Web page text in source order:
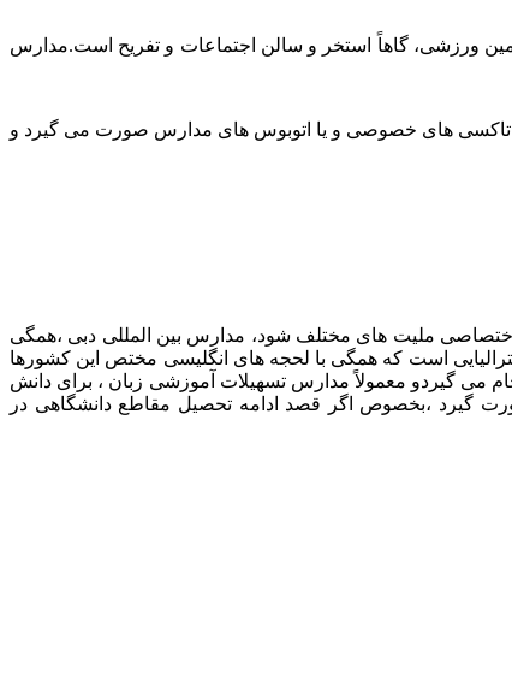
ورزشی، گاهاً استخر و سالن اجتماعات و تفریح است.مدارس
تاکسی های خصوصی و یا اتوبوس های مدارس صورت می گیرد و
و اختصاصی ملیت های مختلف شود، مدارس بین المللی دبی ،همگی
است که همگی با لحجه های انگلیسی مختص این کشورها
می گیردو معمولاً مدارس تسهیلات آموزشی زبان ، برای دانش
گیرد ،بخصوص اگر قصد ادامه تحصیل مقاطع دانشگاهی در